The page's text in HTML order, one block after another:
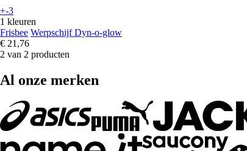
+-3
1 kleuren
Frisbee Werpschijf Dyn-o-glow
€ 21,76
2 van 2 producten
Al onze merken